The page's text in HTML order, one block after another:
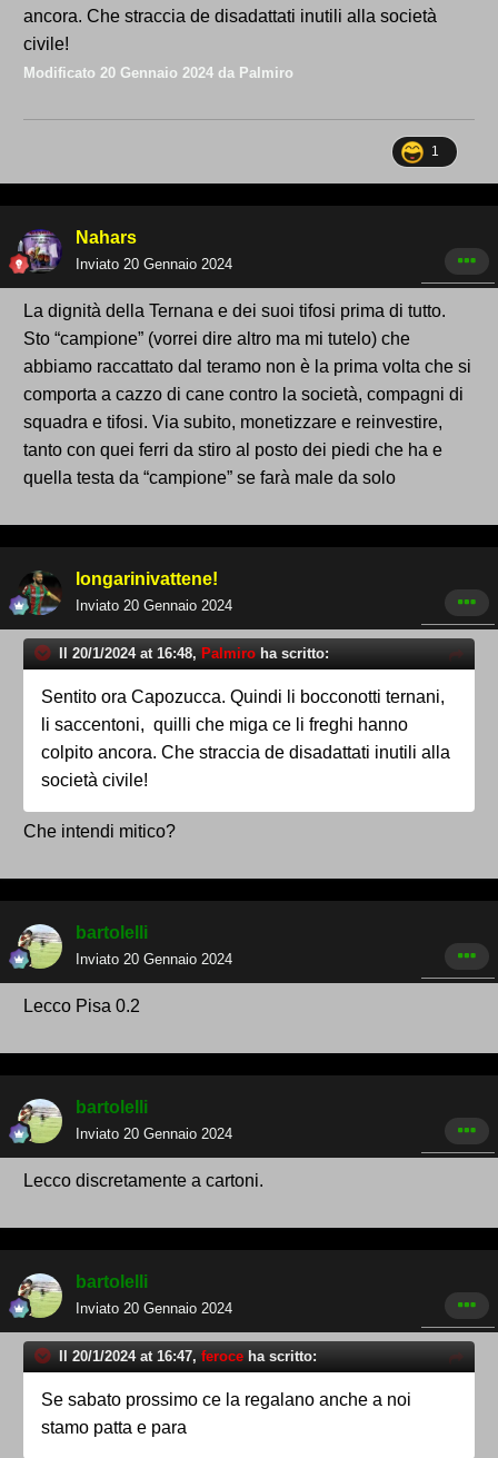
ancora. Che straccia de disadattati inutili alla società
civile!
Modificato 20 Gennaio 2024 da Palmiro
1
Nahars
Inviato 20 Gennaio 2024
La dignità della Ternana e dei suoi tifosi prima di tutto.
Sto “campione” (vorrei dire altro ma mi tutelo) che
abbiamo raccattato dal teramo non è la prima volta che si
comporta a cazzo di cane contro la società, compagni di
squadra e tifosi. Via subito, monetizzare e reinvestire,
tanto con quei ferri da stiro al posto dei piedi che ha e
quella testa da “campione” se farà male da solo
longarinivattene!
Inviato 20 Gennaio 2024
Il 20/1/2024 at 16:48, Palmiro ha scritto:
Sentito ora Capozucca. Quindi li bocconotti ternani,
li saccentoni, quilli che miga ce li freghi hanno
colpito ancora. Che straccia de disadattati inutili alla
società civile!
Che intendi mitico?
bartolelli
Inviato 20 Gennaio 2024
Lecco Pisa 0.2
bartolelli
Inviato 20 Gennaio 2024
Lecco discretamente a cartoni.
bartolelli
Inviato 20 Gennaio 2024
Il 20/1/2024 at 16:47, feroce ha scritto:
Se sabato prossimo ce la regalano anche a noi
stamo patta e para